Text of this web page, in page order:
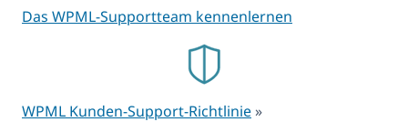
Das WPML-Supportteam kennenlernen
WPML Kunden-Support-Richtlinie »